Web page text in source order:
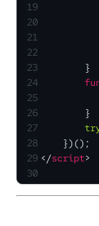
19
20
21
22
23
        }
24
25
26
        }
27
28
    })();
29 </script>
30